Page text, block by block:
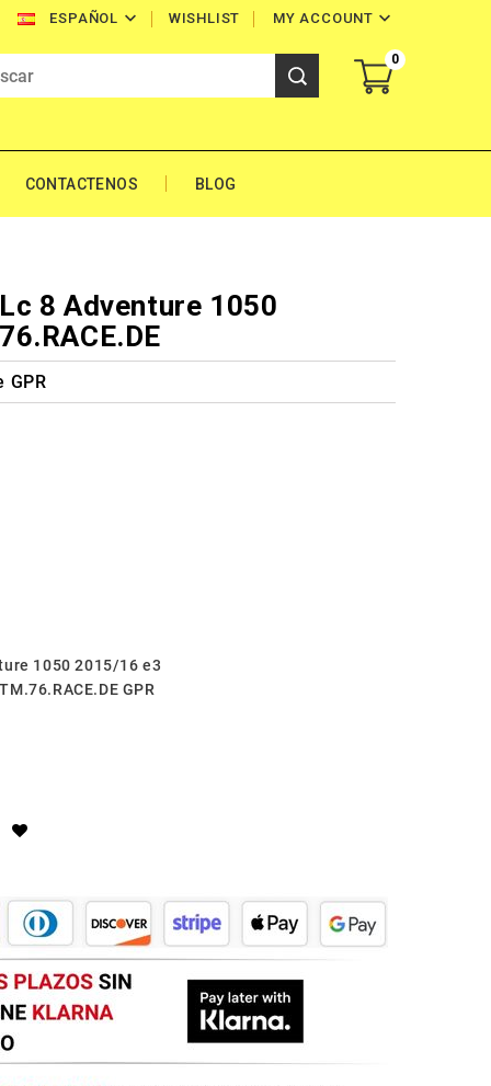
ESPAÑOL  MY ACCOUNT 
WISHLIST
0
CONTACTENOS BLOG
8 Adventure 1050
GPR
1050 2015/16 e3
GPR